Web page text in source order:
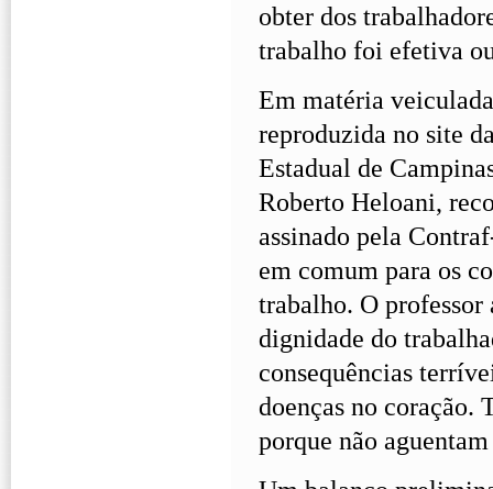
obter dos
trabalho foi efetiva
Em matéria
reproduzida no site
Estadual de
Roberto Heloani,
assinado pela
em comum para os
trabalho. O professor
dignidade do
consequências
doenças no coração.
porque não